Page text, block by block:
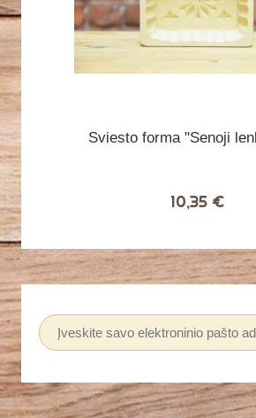
Sviesto forma "Senoji
10,35 €